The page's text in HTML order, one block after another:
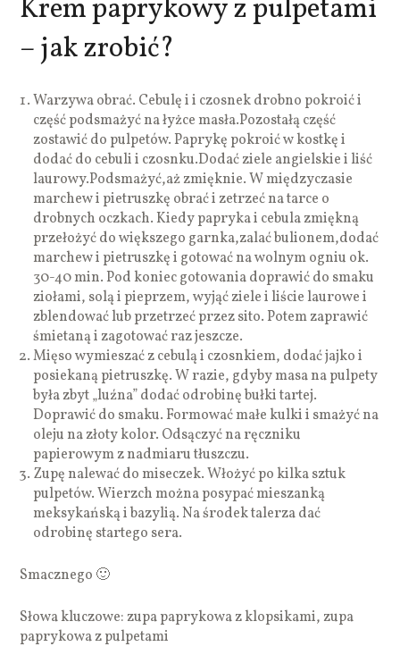
Krem paprykowy z pulpetami
– jak zrobić?
Warzywa obrać. Cebulę i i czosnek drobno pokroić i
część podsmażyć na łyżce masła.Pozostałą część
zostawić do pulpetów. Paprykę pokroić w kostkę i
dodać do cebuli i czosnku.Dodać ziele angielskie i liść
laurowy.Podsmażyć,aż zmięknie. W międzyczasie
marchew i pietruszkę obrać i zetrzeć na tarce o
drobnych oczkach. Kiedy papryka i cebula zmiękną
przełożyć do większego garnka,zalać bulionem,dodać
marchew i pietruszkę i gotować na wolnym ogniu ok.
30-40 min. Pod koniec gotowania doprawić do smaku
ziołami, solą i pieprzem, wyjąć ziele i liście laurowe i
zblendować lub przetrzeć przez sito. Potem zaprawić
śmietaną i zagotować raz jeszcze.
Mięso wymieszać z cebulą i czosnkiem, dodać jajko i
posiekaną pietruszkę. W razie, gdyby masa na pulpety
była zbyt „luźna” dodać odrobinę bułki tartej.
Doprawić do smaku. Formować małe kulki i smażyć na
oleju na złoty kolor. Odsączyć na ręczniku
papierowym z nadmiaru tłuszczu.
Zupę nalewać do miseczek. Włożyć po kilka sztuk
pulpetów. Wierzch można posypać mieszanką
meksykańską i bazylią. Na środek talerza dać
odrobinę startego sera.
Smacznego 🙂
Słowa kluczowe: zupa paprykowa z klopsikami, zupa
paprykowa z pulpetami